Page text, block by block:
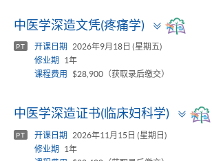
中医学深造文凭(疼痛学)
Toggle
panel
PT 开课日期
2026年9月18日 (星期五)
修业期
1年
课程费用
$28,900（获取录后缴交）
中医学深造证书(临床妇科学)
panel
PT 开课日期
2026年11月15日 (星期日)
修业期
1年